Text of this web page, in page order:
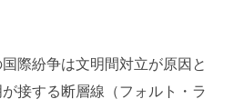
際紛争は文明間対立が原因と
接する断層線（フォルト・ラ